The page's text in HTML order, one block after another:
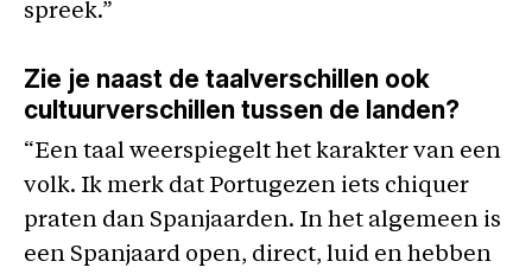
spreek.”
Zie je naast de taalverschillen ook
cultuurverschillen tussen de landen?
“Een taal weerspiegelt het karakter van een
volk. Ik merk dat Portugezen iets chiquer
praten dan Spanjaarden. In het algemeen is
een Spanjaard open, direct, luid en hebben